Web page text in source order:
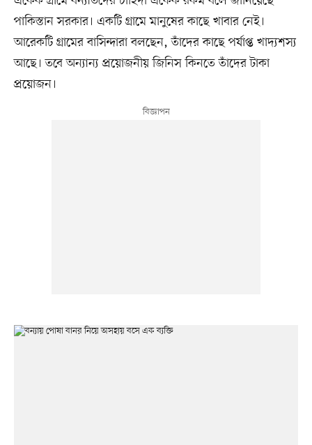
পাকিস্তান সরকার। একটি গ্রামে মানুষের কাছে খাবার নেই।
আরেকটি গ্রামের বাসিন্দারা বলছেন, তাঁদের কাছে পর্যাপ্ত খাদ্যশস্য
আছে। তবে অন্যান্য প্রয়োজনীয় জিনিস কিনতে তাঁদের টাকা
প্রয়োজন।